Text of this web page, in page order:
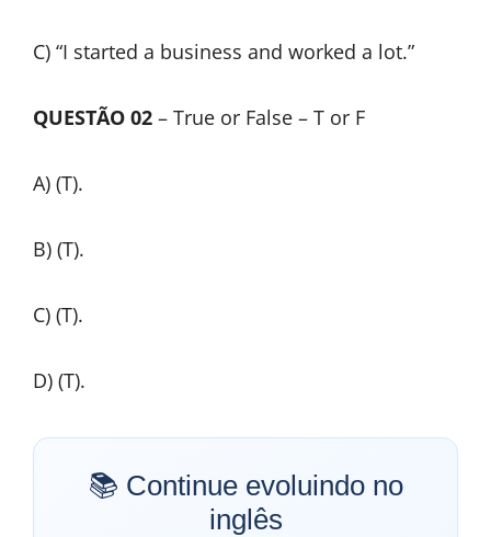
C) “I started a business and worked a lot.”
QUESTÃO 02 – True or False – T or F
A) (T).
B) (T).
C) (T).
D) (T).
📚 Continue evoluindo no
inglês